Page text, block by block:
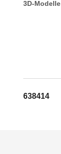
3D-Modelle
638414